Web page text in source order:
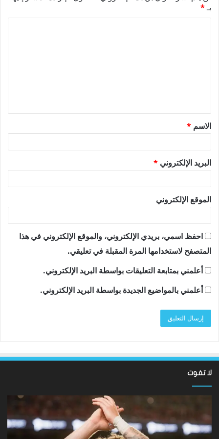
بـ*
ق
*
الاسم *
البريد الإلكتروني *
الموقع الإلكتروني
احفظ اسمي، بريدي الإلكتروني، والموقع الإلكتروني في هذا
المتصفح لاستخدامها المرة المقبلة في تعليقي.
أعلمني بمتابعة التعليقات بواسطة البريد الإلكتروني.
أعلمني بالمواضيع الجديدة بواسطة البريد الإلكتروني.
لا تفوت
نتائج
2026:
فاز